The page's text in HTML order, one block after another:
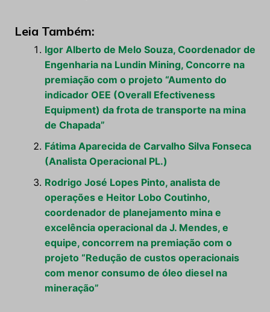
Leia Também:
Igor Alberto de Melo Souza, Coordenador de
Engenharia na Lundin Mining, Concorre na
premiação com o projeto “Aumento do
indicador OEE (Overall Efectiveness
Equipment) da frota de transporte na mina
de Chapada”
Fátima Aparecida de Carvalho Silva Fonseca
(Analista Operacional PL.)
Rodrigo José Lopes Pinto, analista de
operações e Heitor Lobo Coutinho,
coordenador de planejamento mina e
excelência operacional da J. Mendes, e
equipe, concorrem na premiação com o
projeto “Redução de custos operacionais
com menor consumo de óleo diesel na
mineração”